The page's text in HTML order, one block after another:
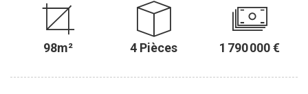
appartement situé au sein d'un immeuble de standing des années
de son époque avec son parquet, ses cheminées d'époque et ses
beaux volumes. Situé au quatrième étage avec ascenseur, donnant
m² loi Carrez se compose de quatre pièces : une entrée, un salon et
98m² 4 Pièces 1 790 000 €